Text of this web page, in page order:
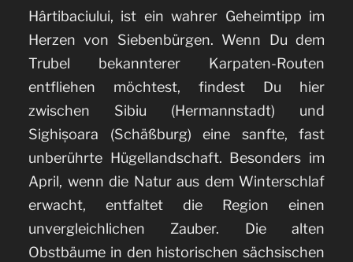
Hârtibaciului, ist ein wahrer Geheimtipp im
Herzen von Siebenbürgen. Wenn Du dem
Trubel bekannterer Karpaten-Routen
entfliehen möchtest, findest Du hier
zwischen Sibiu (Hermannstadt) und
Sighișoara (Schäßburg) eine sanfte, fast
unberührte Hügellandschaft. Besonders im
April, wenn die Natur aus dem Winterschlaf
erwacht, entfaltet die Region einen
unvergleichlichen Zauber. Die alten
Obstbäume in den historischen sächsischen